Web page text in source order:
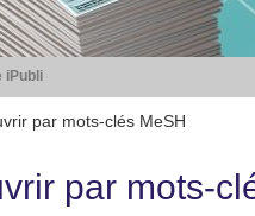
iPubli
par mots-clés MeSH
par mots-